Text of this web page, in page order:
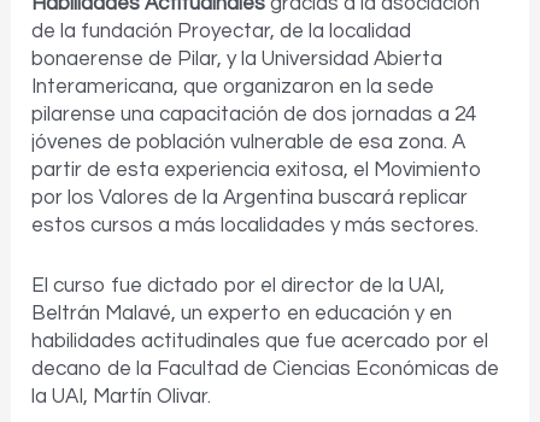
de la fundación Proyectar, de la localidad
bonaerense de Pilar, y la Universidad Abierta
Interamericana, que organizaron en la sede
pilarense una capacitación de dos jornadas a 24
jóvenes de población vulnerable de esa zona. A
partir de esta experiencia exitosa, el Movimiento
por los Valores de la Argentina buscará replicar
estos cursos a más localidades y más sectores.
El curso fue dictado por el director de la UAI,
Beltrán Malavé, un experto en educación y en
habilidades actitudinales que fue acercado por el
decano de la Facultad de Ciencias Económicas de
la UAI, Martín Olivar.